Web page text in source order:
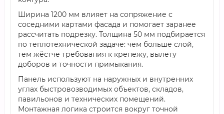
Ширина 1200 мм влияет на сопряжение с
соседними картами фасада и помогает заранее
рассчитать подрезку. Толщина 50 мм подбирается
по теплотехнической задаче: чем больше слой,
тем жёстче требования к крепежу, вылету
доборов и точности примыкания.
Панель используют на наружных и внутренних
углах быстровозводимых объектов, складов,
павильонов и технических помещений.
Монтажная логика строится вокруг точной